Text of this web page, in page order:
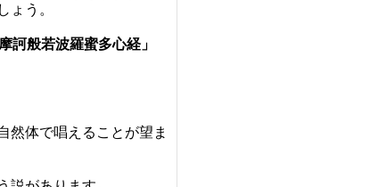
ょう。
摩訶般若波羅蜜多心経」
然体で唱えることが望ま